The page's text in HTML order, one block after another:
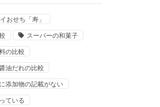
おせち「寿」
スーパーの和菓子
の比較
油だれの比較
添加物の記載がない
ている